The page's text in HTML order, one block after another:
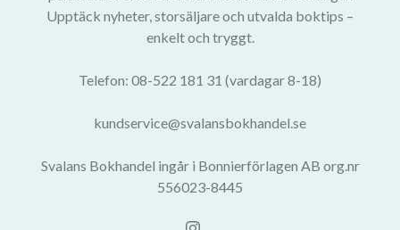
Upptäck nyheter, storsäljare och utvalda boktips –
enkelt och tryggt.
Telefon: 08-522 181 31 (vardagar 8-18)
kundservice@svalansbokhandel.se
Svalans Bokhandel ingår i Bonnierförlagen AB org.nr
556023-8445